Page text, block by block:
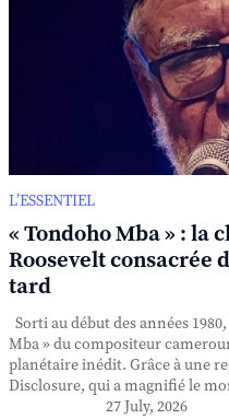
L’ESSENTIEL
« Tondoho Mba » : la
Roosevelt consacrée
tard
Sorti au début des années
Mba » du compositeur
planétaire inédit. Grâce à une
Disclosure, qui a magnifié le
27 July, 2026